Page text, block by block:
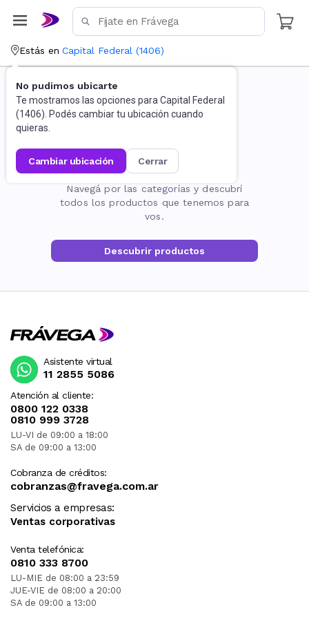
Estás en Capital Federal (1406)
No pudimos ubicarte
Te mostramos las opciones para Capital Federal
(1406). Podés cambiar tu ubicación cuando
quieras.
cambiar ubicación cerrar
La página no existe
Navegá por las categorías y descubrí
todos los productos que tenemos para
vos.
Descubrir productos
Atención al cliente:
0800 122 0338
0810 999 3728
LU-VI de 09:00 a 18:00
SA de 09:00 a 13:00
Cobranza de créditos:
cobranzas@fravega.com.ar
Servicios a empresas:
Ventas corporativas
Venta telefónica:
0810 333 8700
LU-MIE de 08:00 a 23:59
JUE-VIE de 08:00 a 20:00
SA de 09:00 a 13:00
Asistente virtual
11 2855 5086